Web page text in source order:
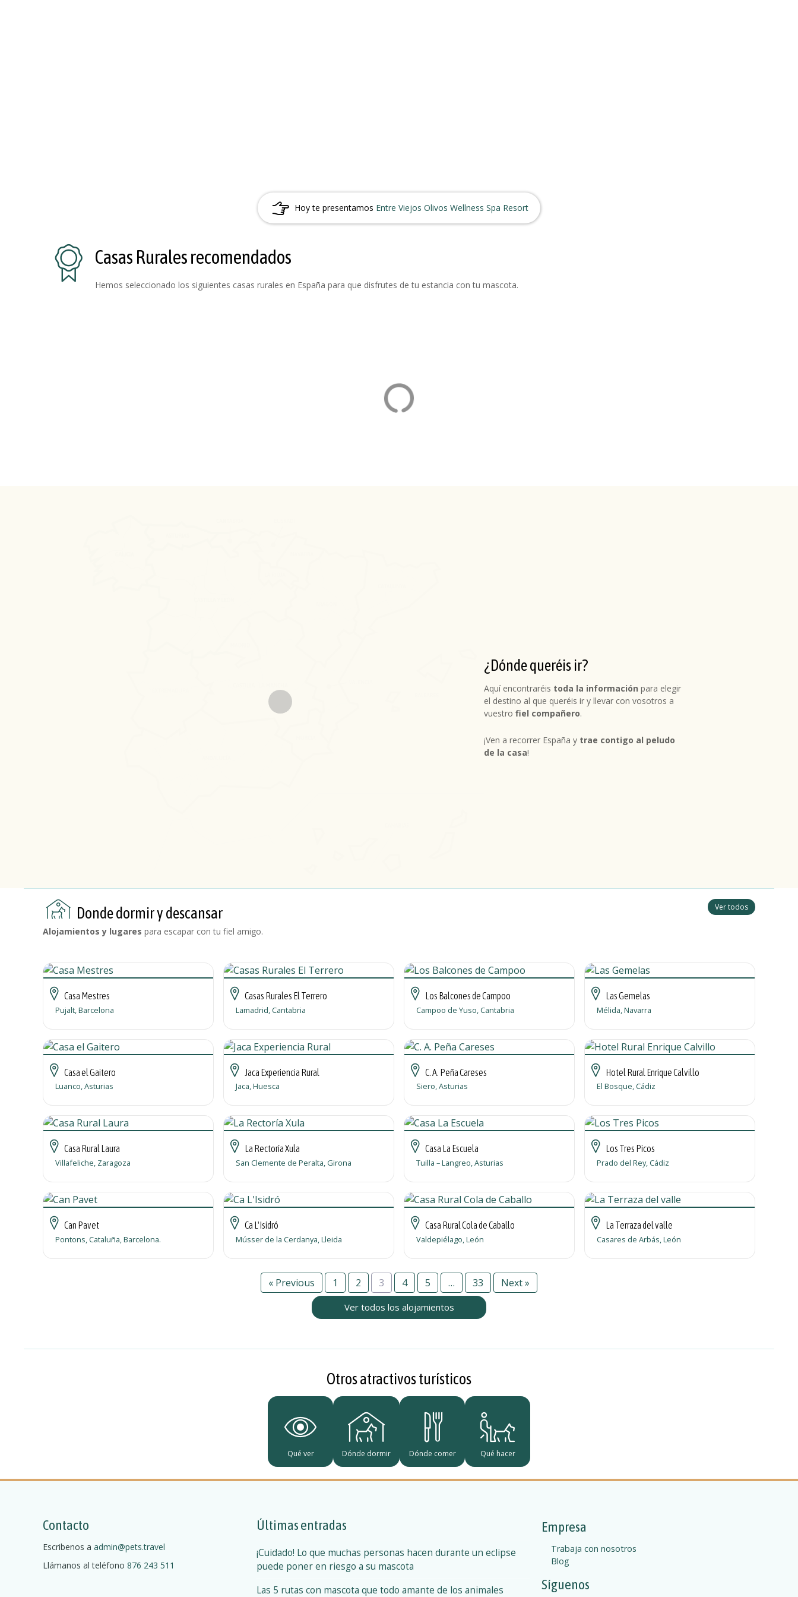
Hoy te presentamos Entre Viejos Olivos Wellness Spa Resort
Casas Rurales recomendados
Hemos seleccionado los siguientes casas rurales en España para que disfrutes de tu estancia con tu mascota.
¿Dónde queréis ir?
Aquí encontraréis toda la información para elegir
el destino al que queréis ir y llevar con vosotros a
vuestro fiel compañero.
¡Ven a recorrer España y trae contigo al peludo
de la casa!
Donde dormir y descansar Ver todos
Alojamientos y lugares para escapar con tu fiel amigo.
Casa Mestres
Pujalt, Barcelona
Casas Rurales El Terrero
Lamadrid, Cantabria
Los Balcones de Campoo
Campoo de Yuso, Cantabria
Las Gemelas
Mélida, Navarra
Casa el Gaitero
Luanco, Asturias
Jaca Experiencia Rural
Jaca, Huesca
C. A. Peña Careses
Siero, Asturias
Hotel Rural Enrique Calvillo
El Bosque, Cádiz
Casa Rural Laura
Villafeliche, Zaragoza
La Rectoría Xula
San Clemente de Peralta, Girona
Casa La Escuela
Tuilla – Langreo, Asturias
Los Tres Picos
Prado del Rey, Cádiz
Can Pavet
Pontons, Cataluña, Barcelona.
Ca L'Isidró
Músser de la Cerdanya, Lleida
Casa Rural Cola de Caballo
Valdepiélago, León
La Terraza del valle
Casares de Arbás, León
« Previous 1 2 3 4 5 … 33 Next »
Ver todos los alojamientos
Otros atractivos turísticos
Qué ver Dónde dormir Dónde comer Qué hacer
Contacto
Escribenos a admin@pets.travel
Llámanos al teléfono 876 243 511
Últimas entradas
¡Cuidado! Lo que muchas personas hacen durante un eclipse
puede poner en riesgo a su mascota
Las 5 rutas con mascota que todo amante de los animales
Empresa
Trabaja con nosotros
Blog
Síguenos